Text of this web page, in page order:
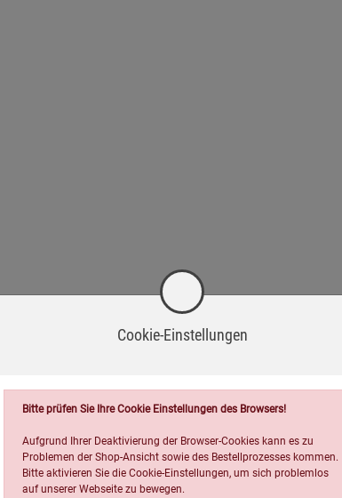
Cookie-Einstellungen
Bitte prüfen Sie Ihre Cookie Einstellungen des Browsers!
Aufgrund Ihrer Deaktivierung der Browser-Cookies kann es zu
Problemen der Shop-Ansicht sowie des Bestellprozesses kommen.
Bitte aktivieren Sie die Cookie-Einstellungen, um sich problemlos
auf unserer Webseite zu bewegen.